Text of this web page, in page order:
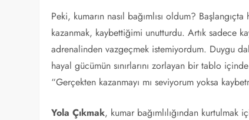
Peki, kumarın nasıl bağımlısı oldum?
kazanmak, kaybettiğimi unutturdu. Artık sadece
adrenalinden vazgeçmek istemiyordum. Duygu
hayal gücümün sınırlarını zorlayan bir tablo
“Gerçekten kazanmayı mı seviyorum yoksa
Yola Çıkmak, kumar bağımlılığından kurtulmak